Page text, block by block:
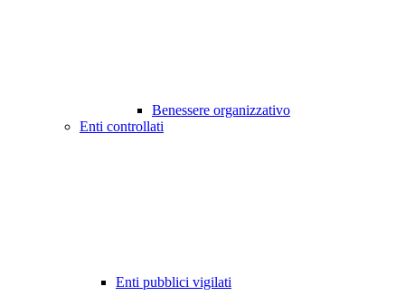
Benessere organizzativo
Enti controllati
Enti pubblici vigilati